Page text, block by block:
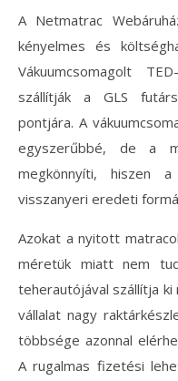
A Netmatrac
kényelmes és
Vákuumcsomagolt
szállítják a GLS
pontjára. A
egyszerűbbé, de a
megkönnyíti, hiszen
visszanyeri eredeti
Azokat a nyitott
méretük miatt nem
teherautójával szállítja
vállalat nagy
többsége azonnal
A rugalmas fizetési